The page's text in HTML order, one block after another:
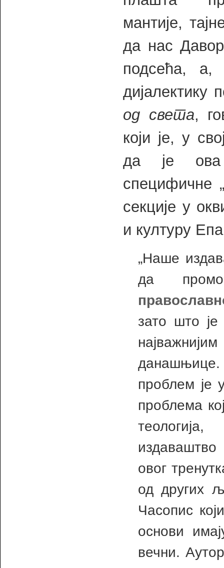
мантије,
да нас
подсећа,
дијалектику
од света,
који је, у
да је ова
специфичне
секције у
и културу
„Наше
да
зато што
проблем је
проблема
овог
од других
Часопис
основи
вечни.